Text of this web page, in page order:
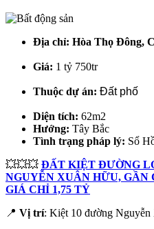
Địa chỉ: Hòa Thọ Đông,
Giá: 1 tỷ 750tr
Thuộc dự án: Đất phố
Diện tích: 62m2
Hướng: Tây Bắc
Tình trạng pháp lý: Sổ
💥💥💥 ĐẤT KIỆT ĐƯỜNG
NGUYỄN XUÂN HỮU, GẦN
GIÁ CHỈ 1,75 TỶ
📍 Vị trí: Kiệt 10 đường